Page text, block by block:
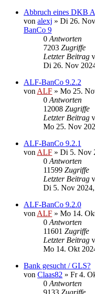
Abbruch eines DKB
von alexj » Di 26.
BanCo 9
0 Antworten
7203 Zugriffe
Letzter Beitrag
Di 26. Nov
ALF-BanCo 9.2.2
von ALF » Mo 25.
0 Antworten
12008 Zugriffe
Letzter Beitrag
Mo 25. Nov
ALF-BanCo 9.2.1
von ALF » Di 5. Nov
0 Antworten
11599 Zugriffe
Letzter Beitrag
Di 5. Nov
ALF-BanCo 9.2.0
von ALF » Mo 14.
0 Antworten
11601 Zugriffe
Letzter Beitrag
Mo 14. Okt
Bank gesucht / GLS?
von Claas82 » Fr 4.
0 Antworten
9133 Zugriffe